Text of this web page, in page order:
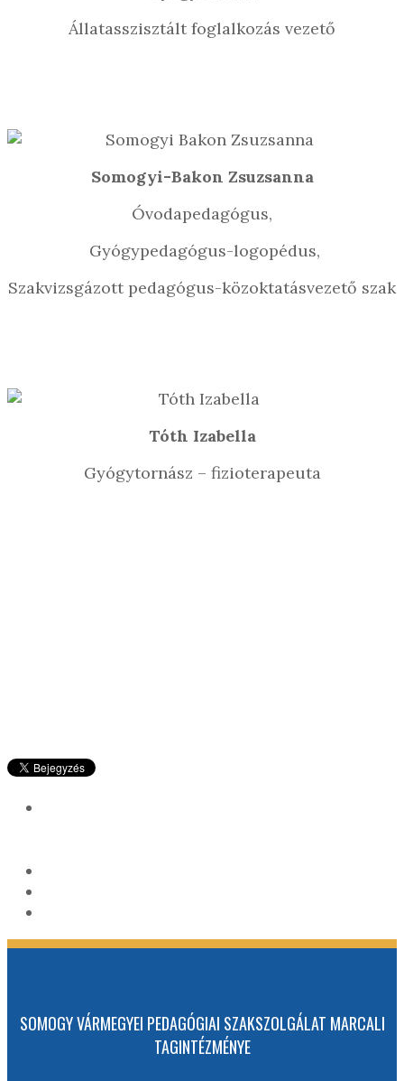
Állatasszisztált foglalkozás vezető
Somogyi-Bakon Zsuzsanna
Óvodapedagógus,
Gyógypedagógus-logopédus,
Szakvizsgázott pedagógus-közoktatásvezető szak
Tóth Izabella
Gyógytornász – fizioterapeuta
SOMOGY VÁRMEGYEI PEDAGÓGIAI SZAKSZOLGÁLAT MARCALI
TAGINTÉZMÉNYE